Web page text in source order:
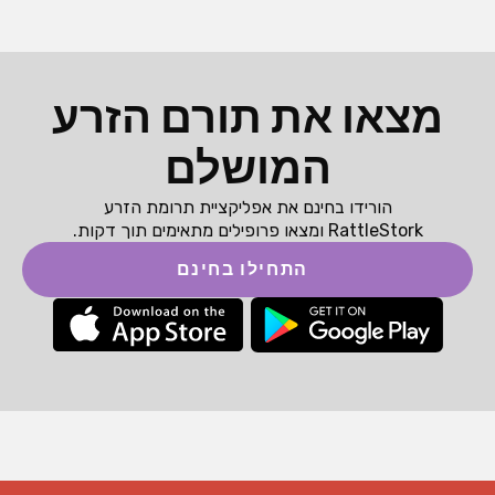
מצאו את תורם הזרע
המושלם
הורידו בחינם את אפליקציית תרומת הזרע
RattleStork ומצאו פרופילים מתאימים תוך דקות.
התחילו בחינם